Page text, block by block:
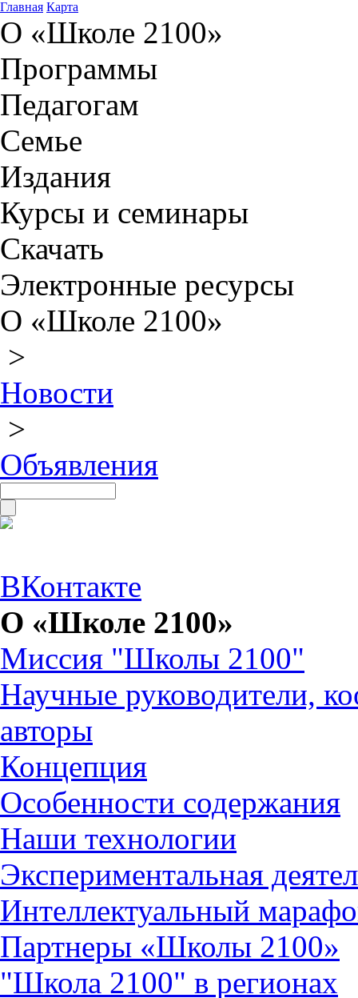
Главная Карта
О «Школе 2100»
Программы
Педагогам
Семье
Издания
Курсы и семинары
Скачать
Электронные ресурсы
О «Школе 2100»
>
Новости
>
Объявления
ВКонтакте
О «Школе 2100»
Миссия "Школы 2100"
Научные руководители,
авторы
Концепция
Особенности содержания
Наши технологии
Экспериментальная
Интеллектуальный
Партнеры «Школы 2100»
"Школа 2100" в регионах